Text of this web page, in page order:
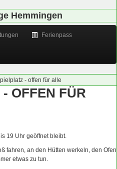
Hemmingen
Ferienpass
- offen für alle
OFFEN FÜR
19 Uhr geöffnet bleibt.
fahren, an den Hütten werkeln, den Ofen
etwas zu tun.